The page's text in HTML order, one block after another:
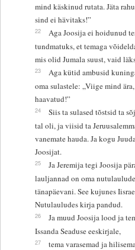
mind käskinud rutata. Jäta
sind ei hävitaks!”
22
Aga Joosija ei hoidunud
tundmatuks, et temaga
mis olid Jumala suust, vaid
23
Aga kütid ambusid
oma sulastele: „Viige mind
haavatud!”
24
Siis ta sulased tõstsid ta
tal oli, ja viisid ta
vanemate hauda. Ja kogu
Joosijat.
25
Ja Jeremija tegi Joosija
lauljannad on oma
tänapäevani. See kujunes
Nutulauludes kirja pandud.
26
Ja muud Joosija lood ja
Issanda Seaduse eeskirjale,
27
tema varasemad ja